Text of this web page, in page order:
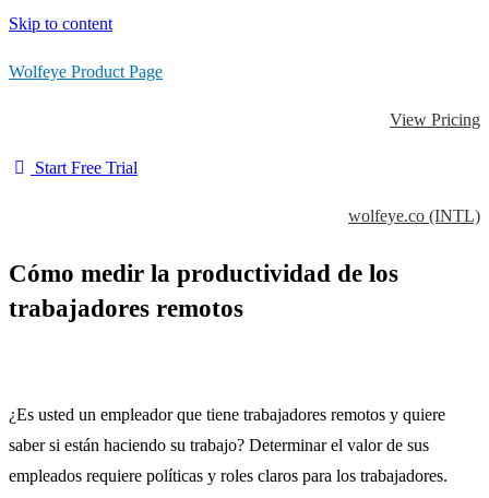
Skip to content
Wolfeye Product Page
View Pricing
Start Free Trial
wolfeye.co (INTL)
Cómo medir la productividad de los
trabajadores remotos
¿Es usted un empleador que tiene trabajadores remotos y quiere
saber si están haciendo su trabajo? Determinar el valor de sus
empleados requiere políticas y roles claros para los trabajadores.